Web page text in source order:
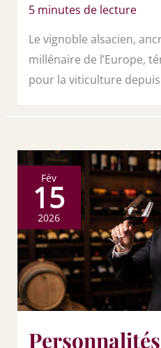
5 minutes de lecture
Le vignoble alsacien,
millénaire de l’Europe,
pour la viticulture depuis
Fév
15
2026